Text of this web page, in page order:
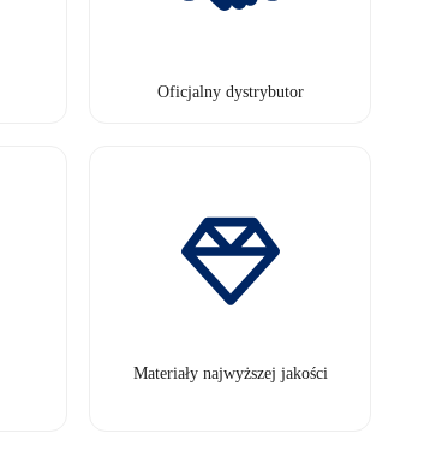
Oficjalny dystrybutor
Materiały najwyższej jakości